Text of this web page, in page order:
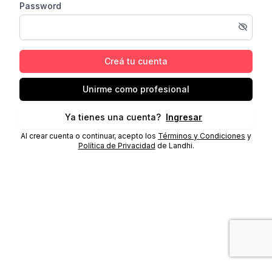
Password
Creá tu cuenta
Unirme como profesional
Ya tienes una cuenta? Ingresar
Al crear cuenta o continuar, acepto los Términos y Condiciones y
Política de Privacidad de Landhi.